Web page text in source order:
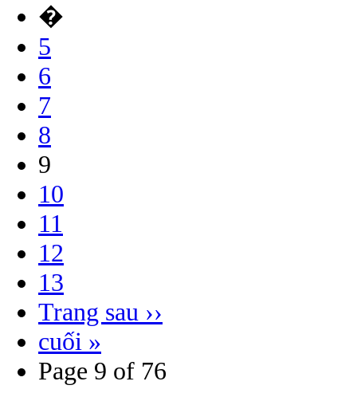
�
5
6
7
8
9
10
11
12
13
Trang sau ››
cuối »
Page 9 of 76